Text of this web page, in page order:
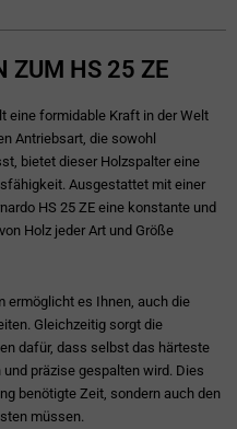
ZUM HS 25 ZE
eine formidable Kraft in der Welt
Antriebsart, die sowohl
bietet dieser Holzspalter eine
Ausgestattet mit einer
HS 25 ZE eine konstante und
Holz jeder Art und Größe
ermöglicht es Ihnen, auch die
Gleichzeitig sorgt die
dafür, dass selbst das härteste
präzise gespalten wird. Dies
benötigte Zeit, sondern auch den
müssen.